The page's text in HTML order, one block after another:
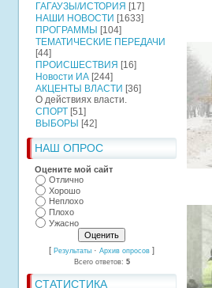
ГАГАУЗЫ/ИСТОРИЯ [17]
НАШИ НОВОСТИ [1633]
ПРОГРАММЫ [104]
ТЕМАТИЧЕСКИЕ ПЕРЕДАЧИ
[44]
ПРОИСШЕСТВИЯ [16]
Новости ИА [244]
АКЦЕНТЫ ВЛАСТИ [36]
О действиях власти.
СПОРТ [51]
ВЫБОРЫ [42]
НАШ ОПРОС
Оцените мой сайт
Отлично
Хорошо
Неплохо
Плохо
Ужасно
[ Результаты · Архив опросов ]
Всего ответов: 5
СТАТИСТИКА